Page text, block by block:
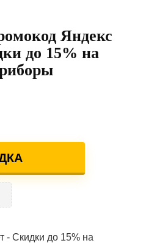
Яндекс
до 15% на
- Скидки до 15% на